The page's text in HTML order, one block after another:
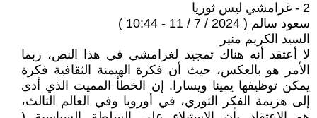
2 - غرامشي ليس ثوريا
سعود سالم ( 2024 / 7 / 11 - 10:44 )
السيد الكريم منير
لا أعتقد أنه هناك تمجيد لغرامشي في هذا النص، ربما
الأمر هو بالعكس، حيث أن فكرة الهيمنة الثقافية فكرة
يمكن توظيفها يمينا ويسارا. إن الخطأ المميت الذي أدى
إلى هزيمة الفكر الثوري، في أوروبا وفي العالم الثالث،